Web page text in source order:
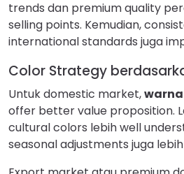
trends dan premium quality
selling points. Kemudian,
international standards juga
Color Strategy
Untuk domestic market,
offer better value proposition.
cultural colors lebih well
seasonal adjustments juga